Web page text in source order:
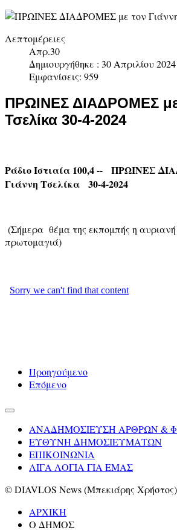
Λεπτομέρειες
Απρ.30
Δημιουργήθηκε : 30 Απριλίου 2024
Εμφανίσεις: 959
ΠΡΩΙΝΕΣ ΔΙΑΔΡΟΜΕΣ με
Τσελίκα 30-4-2024
Ράδιο Ιστιαία 100,4 -- ΠΡΩΙΝΕΣ
Γιάννη Τσελίκα 30-4-2024
(Σήμερα θέμα της εκπομπής η αυριανή
πρωτομαγιά)
Προηγούμενο
Επόμενο
ΑΝΑΔΗΜΟΣΙΕΥΣΗ ΑΡΘΡΩΝ &
ΕΥΘΥΝΗ ΔΗΜΟΣΙΕΥΜΑΤΩΝ
ΕΠΙΚΟΙΝΩΝΙΑ
ΛΙΓΑ ΛΟΓΙΑ ΓΙΑ ΕΜΑΣ
© DIAVLOS News (Μπεκιάρης Χρήστος)
ΑΡΧΙΚΗ
Ο ΔΗΜΟΣ